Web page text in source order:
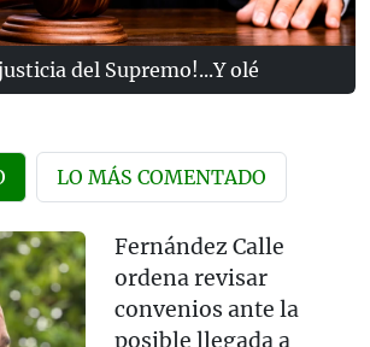
del Supremo!...Y olé
LO MÁS COMENTADO
Fernández Calle
ordena revisar
convenios ante la
posible llegada a